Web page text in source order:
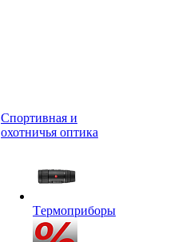
Спортивная и
охотничья оптика
Tермоприборы